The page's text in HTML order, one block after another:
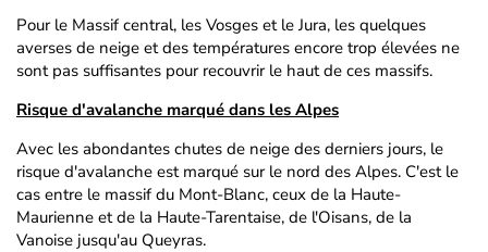
Pour le Massif central, les Vosges et le Jura, les quelques
averses de neige et des températures encore trop élevées ne
sont pas suffisantes pour recouvrir le haut de ces massifs.
Risque d'avalanche marqué dans les Alpes
Avec les abondantes chutes de neige des derniers jours, le
risque d'avalanche est marqué sur le nord des Alpes. C'est le
cas entre le massif du Mont-Blanc, ceux de la Haute-
Maurienne et de la Haute-Tarentaise, de l'Oisans, de la
Vanoise jusqu'au Queyras.